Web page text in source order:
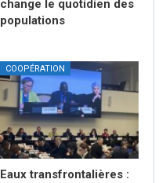
change le quotidien des
populations
COOPÉRATION
Eaux transfrontalières :